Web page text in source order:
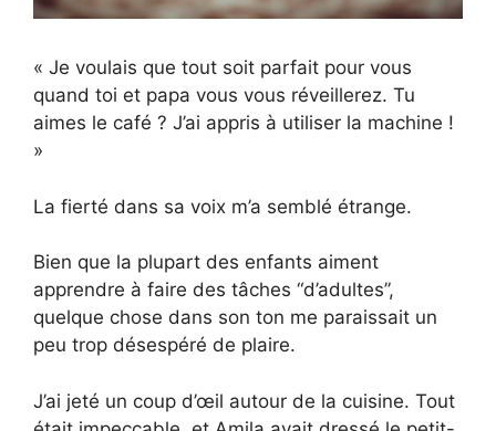
« Je voulais que tout soit parfait pour vous
quand toi et papa vous vous réveillerez. Tu
aimes le café ? J’ai appris à utiliser la machine !
»
La fierté dans sa voix m’a semblé étrange.
Bien que la plupart des enfants aiment
apprendre à faire des tâches “d’adultes”,
quelque chose dans son ton me paraissait un
peu trop désespéré de plaire.
J’ai jeté un coup d’œil autour de la cuisine. Tout